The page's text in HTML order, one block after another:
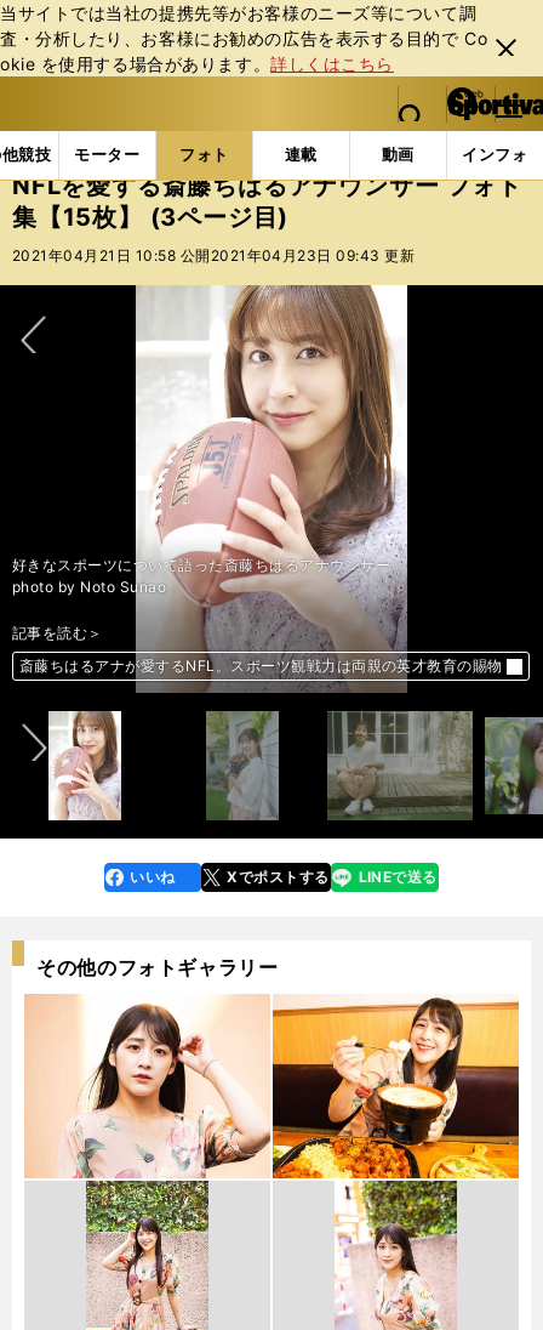
当サイトでは当社の提携先等がお客様のニーズ等について調
査・分析したり、お客様にお勧めの広告を表⽰する⽬的で Co
okie を使⽤する場合があります。詳しくはこちら
閉じ
る
web Sportiva (webスポルティーバ)
検索
マイペ
ー
ジ
メニュ
競技 モーター フォト 連載 動画 インフォ
b
ス
ポ
ル
バ
フォトギャラリー スポーツビーナスギャラリー
NFLを愛する斎藤ちはるアナウンサー フォト
集【15枚】 (3ページ目)
2021年04月21日 10:58 公開 2021年04月23日 09:43 更新
好きなスポーツについて語った斎藤ちはるアナウンサー
photo by Noto Sunao
記事を読む＞
斎藤ちはるアナが愛するNFL。スポーツ観戦力は両親の英才教育の賜物
好きなスポーツについて語った斎藤ちはるアナウンサー
photo by Noto Sunao
記事を読む＞
斎藤ちはるアナが愛するNFL。スポーツ観戦力は両親の英才教育の賜物
好きなスポーツについて語った斎藤ちはるアナウンサー
photo by Noto Sunao
記事を読む＞
斎藤ちはるアナが愛するNFL。スポーツ観戦力は両親の英才教育の賜物
好きなスポーツについて語った斎藤ちはるアナウンサー
photo by Noto Sunao
記事を読む＞
斎藤ちはるアナが愛するNFL。スポーツ観戦力は両親の英才教育の賜物
好きなスポーツについて語った斎藤ちはるアナウンサー
photo by Noto Sunao
記事を読む＞
斎藤ちはるアナが愛するNFL。スポーツ観戦力は両親の英才教育の賜物
好きなスポーツについて語った斎藤ちはるアナウンサー
photo by Noto Sunao
記事を読む＞
斎藤ちはるアナが愛するNFL。スポーツ観戦力は両親の英才教育の賜物
好きなスポーツについて語った斎藤ちはるアナウンサー
photo by Noto Sunao
記事を読む＞
斎藤ちはるアナが愛するNFL。スポーツ観戦力は両親の英才教育の賜物
好きなスポーツについて語った斎藤ちはるアナウンサー
photo by Noto Sunao
記事を読む＞
斎藤ちはるアナが愛するNFL。スポーツ観戦力は両親の英才教育の賜物
好きなスポーツについて語った斎藤ちはるアナウンサー
photo by Noto Sunao
記事を読む＞
斎藤ちはるアナが愛するNFL。スポーツ観戦力は両親の英才教育の賜物
好きなスポーツについて語った斎藤ちはるアナウンサー
photo by Noto Sunao
記事を読む＞
斎藤ちはるアナが愛するNFL。スポーツ観戦力は両親の英才教育の賜物
好きなスポーツについて語った斎藤ちはるアナウンサー
photo by Noto Sunao
記事を読む＞
斎藤ちはるアナが愛するNFL。スポーツ観戦力は両親の英才教育の賜物
好きなスポーツについて語った斎藤ちはるアナウンサー
photo by Noto Sunao
記事を読む＞
斎藤ちはるアナが愛するNFL。スポーツ観戦力は両親の英才教育の賜物
好きなスポーツについて語った斎藤ちはるアナウンサー
photo by Noto Sunao
記事を読む＞
斎藤ちはるアナが愛するNFL。スポーツ観戦力は両親の英才教育の賜物
好きなスポーツについて語った斎藤ちはるアナウンサー
photo by Noto Sunao
記事を読む＞
斎藤ちはるアナが愛するNFL。スポーツ観戦力は両親の英才教育の賜物
好きなスポーツについて語った斎藤ちはるアナウンサー
photo by Noto Sunao
記事を読む＞
斎藤ちはるアナが愛するNFL。スポーツ観戦力は両親の英才教育の賜物
前へ
faceboo
k
いいね Xでポストする
line LINEで送る
その他のフォトギャラリー